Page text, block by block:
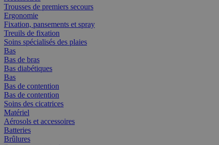
Trousses de premiers secours
Ergonomie
Fixation, pansements et spray
Treuils de fixation
Soins spécialisés des plaies
Bas
Bas de bras
Bas diabétiques
Bas
Bas de contention
Bas de contention
Soins des cicatrices
Matériel
Aérosols et accessoires
Batteries
Brûlures